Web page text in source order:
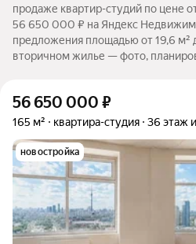
продаже квартир-студий по цене
56 650 000 ₽ на Яндекс
предложения площадью от 19,6 м²
вторичном жилье — фото,
56 650 000 ₽
165 м² квартира-студия 36 этаж
новостройка